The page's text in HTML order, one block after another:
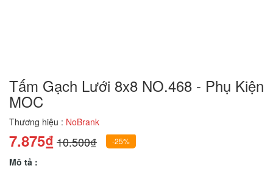
Tấm Gạch Lưới 8x8 NO.468 - Phụ Kiện
MOC
Thương hiệu : NoBrank
7.875₫10.500₫ -25%
Mô tả :